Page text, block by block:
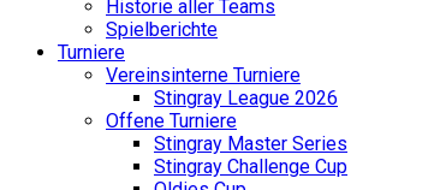
Historie aller Teams
Spielberichte
Turniere
Vereinsinterne Turniere
Stingray League 2026
Offene Turniere
Stingray Master Series
Stingray Challenge Cup